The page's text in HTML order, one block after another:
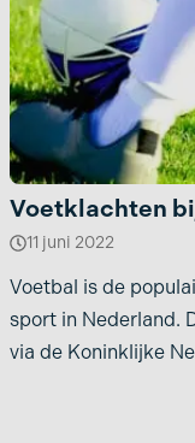
Voetklachten
11 juni 2022
Voetbal is de
sport in Nederland.
via de Koninklijke